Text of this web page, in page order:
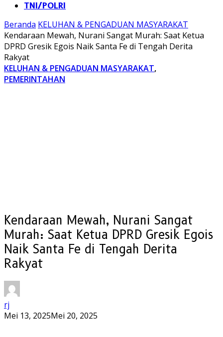
TNI/POLRI
Beranda KELUHAN & PENGADUAN MASYARAKAT
Kendaraan Mewah, Nurani Sangat Murah: Saat Ketua
DPRD Gresik Egois Naik Santa Fe di Tengah Derita
Rakyat
KELUHAN & PENGADUAN MASYARAKAT,
PEMERINTAHAN
Kendaraan Mewah, Nurani Sangat
Murah: Saat Ketua DPRD Gresik Egois
Naik Santa Fe di Tengah Derita
Rakyat
rj
Mei 13, 2025Mei 20, 2025